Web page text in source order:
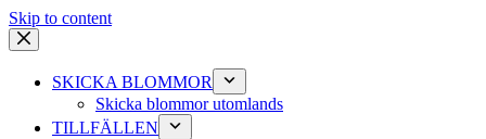
Skip to content
SKICKA BLOMMOR
Skicka blommor utomlands
TILLFÄLLEN